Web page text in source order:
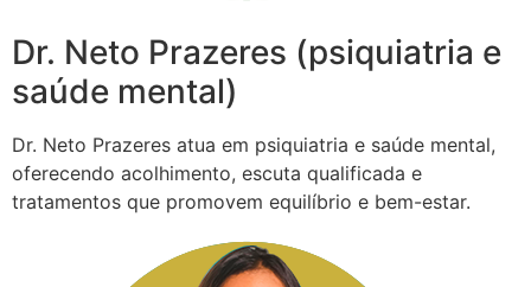
Dr. Neto Prazeres (psiquiatria e
saúde mental)
Dr. Neto Prazeres atua em psiquiatria e saúde mental,
oferecendo acolhimento, escuta qualificada e
tratamentos que promovem equilíbrio e bem-estar.